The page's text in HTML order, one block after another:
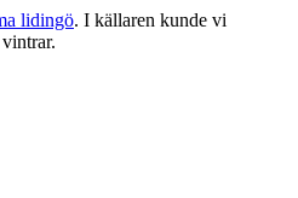
lidingö. I källaren kunde vi